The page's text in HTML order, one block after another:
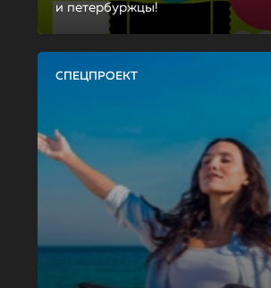
и петербуржцы!
СПЕЦПРОЕКТ